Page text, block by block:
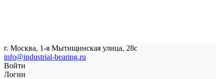
г. Москва, 1-я Мытищинская улица, 28с
info@industrial-bearing.ru
Войти
Логин